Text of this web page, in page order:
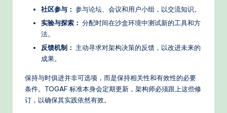
社区参与： 参与论坛、会议和用户小组，以交流知识。
实验与探索： 分配时间在沙盒环境中测试新的工具和方
法。
反馈机制： 主动寻求对架构决策的反馈，以改进未来的
成果。
保持与时俱进并非可选项，而是保持相关性和有效性的必要
条件。TOGAF 标准本身会定期更新，架构师必须跟上这些修
订，以确保其实践依然有效。